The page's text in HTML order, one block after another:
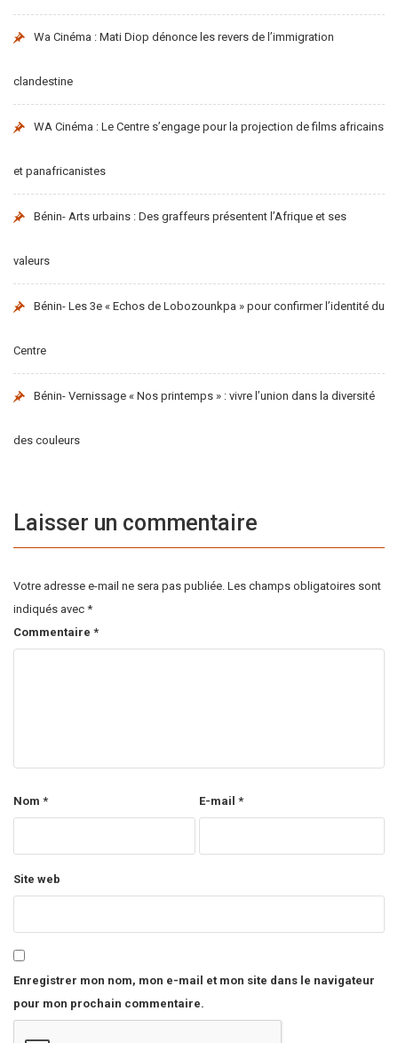
Wa Cinéma : Mati Diop dénonce les revers de l’immigration
clandestine
WA Cinéma : Le Centre s’engage pour la projection de films africains
et panafricanistes
Bénin- Arts urbains : Des graffeurs présentent l’Afrique et ses
valeurs
Bénin- Les 3e « Echos de Lobozounkpa » pour confirmer l’identité du
Centre
Bénin- Vernissage « Nos printemps » : vivre l’union dans la diversité
des couleurs
Laisser un commentaire
Votre adresse e-mail ne sera pas publiée. Les champs obligatoires sont
indiqués avec *
Commentaire *
Nom * E-mail *
Site web
Enregistrer mon nom, mon e-mail et mon site dans le navigateur
pour mon prochain commentaire.